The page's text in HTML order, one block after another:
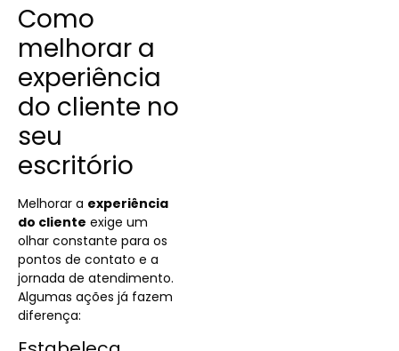
Como
melhorar a
experiência
do cliente no
seu
escritório
Melhorar a experiência
do cliente exige um
olhar constante para os
pontos de contato e a
jornada de atendimento.
Algumas ações já fazem
diferença: